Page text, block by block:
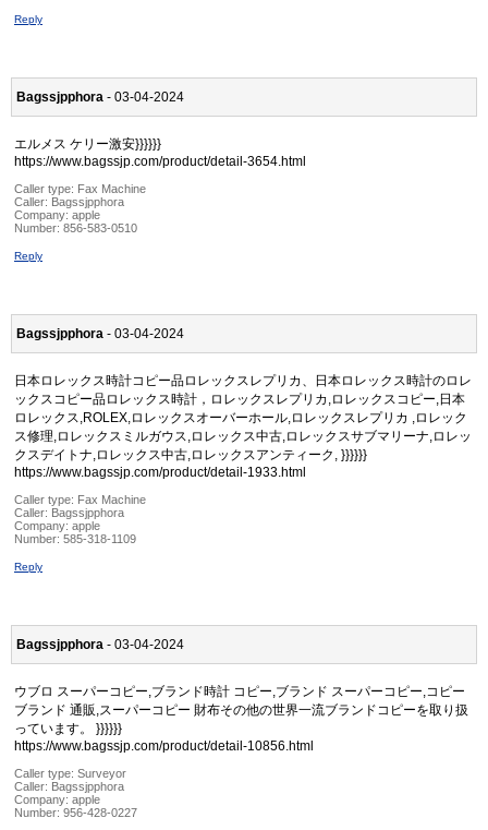
Reply
Bagssjpphora - 03-04-2024
エルメス ケリー激安}}}}}}
https://www.bagssjp.com/product/detail-3654.html
Caller type: Fax Machine
Caller: Bagssjpphora
Company: apple
Number: 856-583-0510
Reply
Bagssjpphora - 03-04-2024
日本ロレックス時計コピー品ロレックスレプリカ、日本ロレックス時計のロレ
ックスコピー品ロレックス時計，ロレックスレプリカ,ロレックスコピー,日本
ロレックス,ROLEX,ロレックスオーバーホール,ロレックスレプリカ ,ロレック
ス修理,ロレックスミルガウス,ロレックス中古,ロレックスサブマリーナ,ロレッ
クスデイトナ,ロレックス中古,ロレックスアンティーク, }}}}}}
https://www.bagssjp.com/product/detail-1933.html
Caller type: Fax Machine
Caller: Bagssjpphora
Company: apple
Number: 585-318-1109
Reply
Bagssjpphora - 03-04-2024
ウブロ スーパーコピー,ブランド時計 コピー,ブランド スーパーコピー,コピー
ブランド 通販,スーパーコピー 財布その他の世界一流ブランドコピーを取り扱
っています。 }}}}}}
https://www.bagssjp.com/product/detail-10856.html
Caller type: Surveyor
Caller: Bagssjpphora
Company: apple
Number: 956-428-0227